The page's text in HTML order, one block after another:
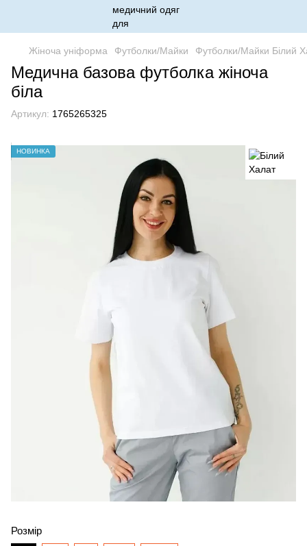
Жіноча уніформа Футболки/Майки Футболки/Майки Білий
Медична базова футболка жіноча
біла
Артикул: 1765265325
НОВИНКА
Розмір